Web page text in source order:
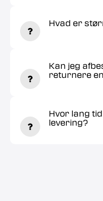
Hvad er
Kan jeg
returnere
Hvor lang
levering?